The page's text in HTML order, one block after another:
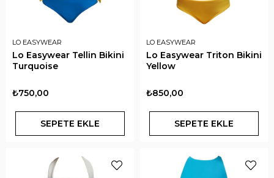
LO EASYWEAR
Lo Easywear Tellin Bikini
Turquoise
₺750,00
SEPETE EKLE
LO EASYWEAR
Lo Easywear Triton Bikini
Yellow
₺850,00
SEPETE EKLE